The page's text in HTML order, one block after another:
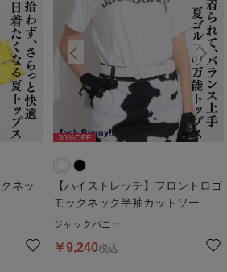
ネッ
30%OFF
【ハイストレッチ】フロントロゴ
モックネック半袖カットソー
ジャックバニー
￥9,240税込